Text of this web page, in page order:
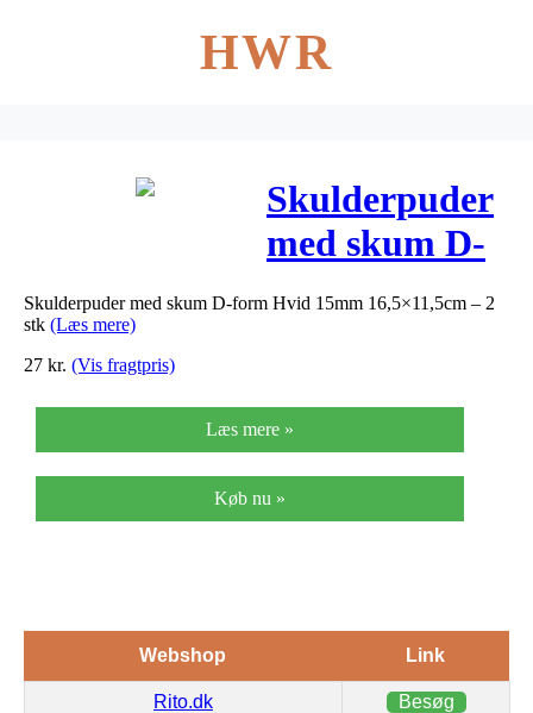
HWR
Skulderpuder
med skum D-
form Hvid
2 stk
Skulderpuder med skum D-form Hvid 15mm 16,5×11,5cm – 2
stk (Læs mere)
27 kr. (Vis fragtpris)
Læs mere »
Køb nu »
Webshop Link
Rito.dk Besøg